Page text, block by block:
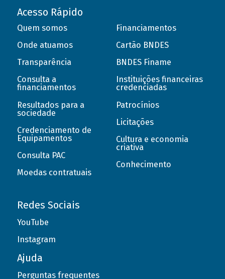
Acesso Rápido
Quem somos
Onde atuamos
Transparência
Consulta a
financiamentos
Resultados para a
sociedade
Credenciamento de
Equipamentos
Consulta PAC
Moedas contratuais
Financiamentos
Cartão BNDES
BNDES Finame
Instituições financeiras
credenciadas
Patrocínios
Licitações
Cultura e economia
criativa
Conhecimento
Redes Sociais
YouTube
Instagram
Ajuda
Perguntas frequentes